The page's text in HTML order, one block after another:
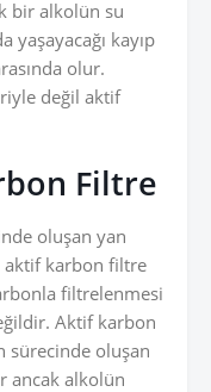
bir alkolün su
kayıp
olur.
değil aktif
Filtre
oluşan yan
aktif karbon filtre
filtrelenmesi
Aktif karbon
sürecinde oluşan
ancak alkolün